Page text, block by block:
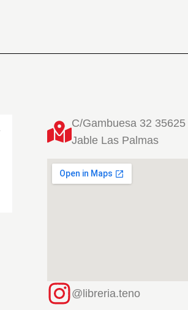
C/Gambuesa 32
Jable Las Palmas
@libreria.teno